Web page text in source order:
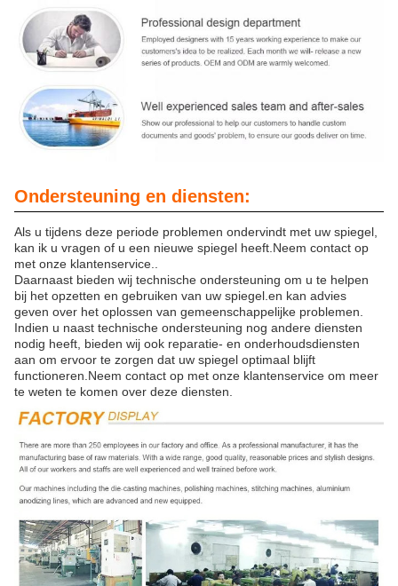
Ondersteuning en diensten:
Als u tijdens deze periode problemen ondervindt met uw spiegel,
kan ik u vragen of u een nieuwe spiegel heeft.Neem contact op
met onze klantenservice..
Daarnaast bieden wij technische ondersteuning om u te helpen
bij het opzetten en gebruiken van uw spiegel.en kan advies
geven over het oplossen van gemeenschappelijke problemen.
Indien u naast technische ondersteuning nog andere diensten
nodig heeft, bieden wij ook reparatie- en onderhoudsdiensten
aan om ervoor te zorgen dat uw spiegel optimaal blijft
functioneren.Neem contact op met onze klantenservice om meer
te weten te komen over deze diensten.